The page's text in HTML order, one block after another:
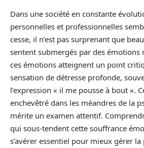
Dans une société en constante
personnelles et professionnelles
cesse, il n’est pas surprenant que
sentent submergés par des émotions
ces émotions atteignent un point
sensation de détresse profonde,
l’expression « il me pousse à bout ».
enchevêtré dans les méandres de la
mérite un examen attentif.
qui sous-tendent cette souffrance
s’avérer essentiel pour mieux gérer